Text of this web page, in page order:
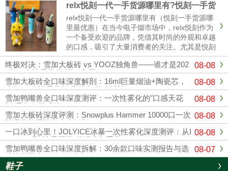
relx悦刻一代一手货源哪里有?悦刻一手货
源哪里最优惠
relx悦刻一代一手货源哪里有（悦刻一手货源哪
里最优惠）在当今电子烟市场中，relx悦刻作为
一个备受欢迎的品牌，凭借其时尚的外观和卓越
的口感，吸引了大量消费者的关注。尤其是悦刻
一代，其独特的设计和多样的口味使其成为许多
烟民的首选。随着市场竞争的加剧，寻找可靠的
悦刻一手货源变得越来......
08-08
终极对决：雪加大板砖 vs YOOZ独角兽——谁才是202
6年一次性雾化的“万口之王”？
08-08
雪加大板砖全口味深度解剖：16ml巨量烟油+陶瓷芯，
这款“一次性天花板”到底凭什么封神？
08-08
雪加鸭嘴兽全口味深度测评：一次性雾化的"口感天花
板"是如何炼成的？
08-08
雪加大板砖深度评测：Snowplus Hammer 10000口一次
性雾化的硬核实力全解析
08-08
一口冰到心里！JOLYICE冰暴一次性雾化深度测评：从I
CEMAX到"冰暴正统"的进化与重构
08-07
雪加鸭嘴兽全口味深度拆解：30余款口味实测报告与选
购终极指南
鞋子